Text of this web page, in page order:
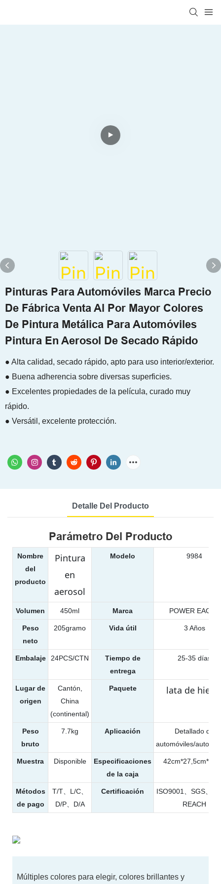
Pinturas Para Automóviles Marca Precio
De Fábrica Venta Al Por Mayor Colores
De Pintura Metálica Para Automóviles
Pintura En Aerosol De Secado Rápido
● Alta calidad, secado rápido, apto para uso interior/exterior.
● Buena adherencia sobre diversas superficies.
● Excelentes propiedades de la película, curado muy
rápido.
● Versátil, excelente protección.
Detalle Del Producto
Parámetro Del Producto
Nombre
del
producto
Pintura
en
aerosol
Modelo 9984
Volumen 450ml Marca POWER EAGLE
Peso
neto
205gramo Vida útil 3 Años
Embalaje 24PCS/CTN
Tiempo de
entrega
25-35 días
Lugar de
origen
Cantón,
China
(continental)
Paquete lata de
Peso
bruto
7.7kg Aplicación
Detallado de
automóviles/
Muestra Disponible
Especificaciones
de la caja
Métodos
de pago
T/T、L/C、
D/P、D/A
Certificación
ISO9001、SGS、
REACH
Múltiples colores para elegir, colores brillantes y